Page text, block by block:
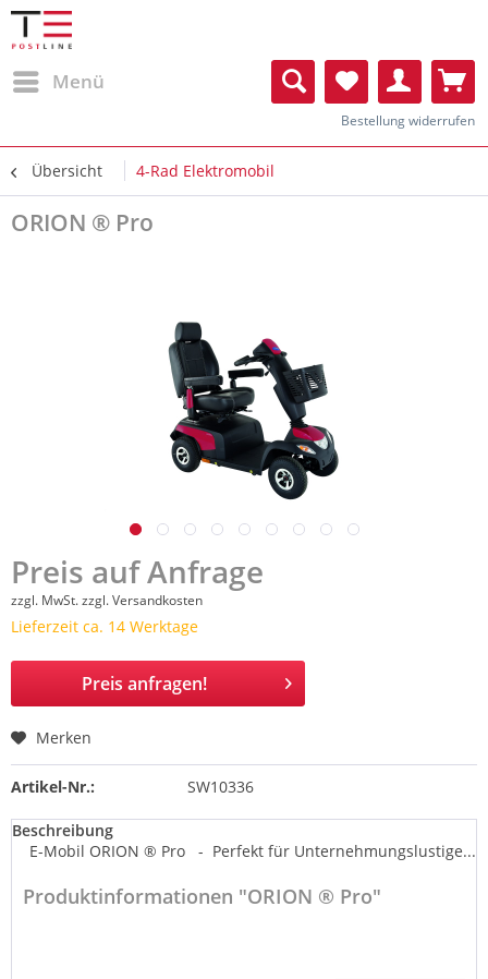
Menü
Bestellung widerrufen
Übersicht 4-Rad Elektromobil
ORION ® Pro
Preis auf Anfrage
zzgl. MwSt.zzgl. Versandkosten
Lieferzeit ca. 14 Werktage
Preis anfragen!
Merken
Artikel-Nr.: SW10336
Beschreibung
E-Mobil ORION ® Pro - Perfekt für Unternehmungslustige...
Produktinformationen "ORION ® Pro"